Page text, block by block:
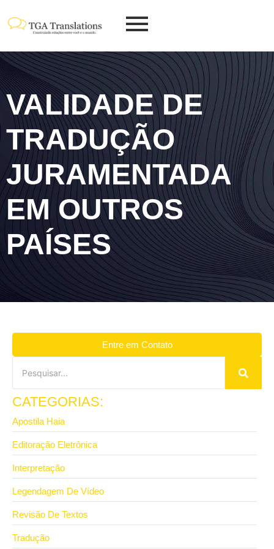
VALIDADE DE
TRADUÇÃO
JURAMENTADA
EM OUTROS
PAÍSES
Entre em Contato
CATEGORIAS:
Apostila Haia
Editoração Eletrônica
Interpretação
Legendagem De Vídeo
Revisão De Textos
Tradução